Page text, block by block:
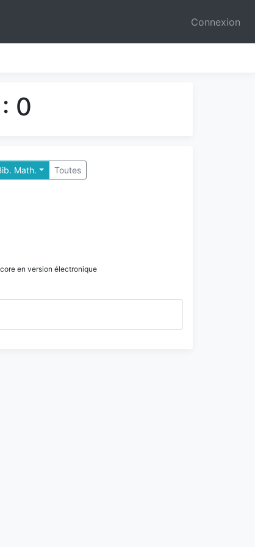
Connexion
0
Math. Toutes
en version électronique